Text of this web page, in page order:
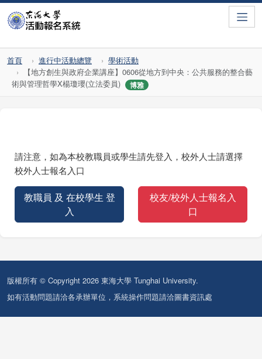
首頁 進行中活動總覽
學術活動
【地方創生與政府企業講座】0606從地方到中央：公共服務的整合藝
術與管理哲學X楊瓊瓔(立法委員)
博雅
請注意，如為本校教職員或學生請先登入，校外人士請選擇
校外人士報名入口
教職員 及 在校學生 登
入
校友/校外人士報名入
口
版權所有 © Copyright 2026 東海大學 Tunghai University.
如有活動問題請洽各承辦單位，系統操作問題請洽圖書資訊處